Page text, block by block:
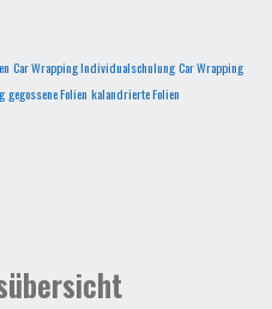
Car Wrapping Individualschulung Car Wrapping
gegossene Folien kalandrierte Folien